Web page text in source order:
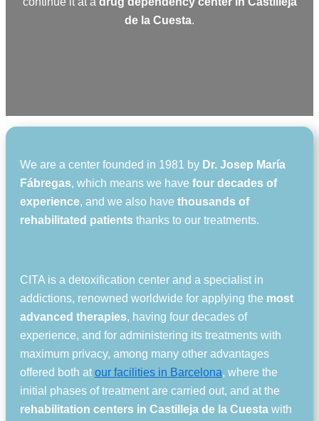
de la Cuesta.
We are a center founded in 1981 by Dr. Josep María
Fábregas, which means we have four decades of
experience, and we also have thousands of
rehabilitated patients thanks to our treatments.
CITA is a detoxification center and a specialist in
addictions, renowned worldwide for applying the most
advanced therapies, having four decades of
experience, and for administering its treatments with
maximum privacy, among many other advantages
offered both at our facilities in Barcelona, where the
initial phases of treatment are carried out, and at the
rehabilitation centers in Castilleja de la Cuesta with